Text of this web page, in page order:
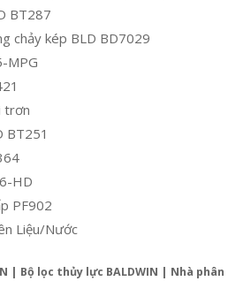
BT287
chảy kép BLD BD7029
MPG
trơn
BT251
HD
PF902
Liệu/Nước
| Bộ lọc thủy lực BALDWIN | Nhà phân